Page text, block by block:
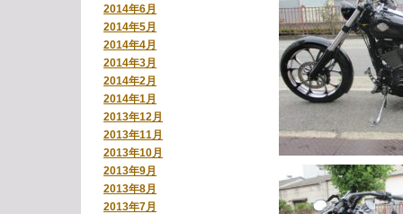
2014年6月
2014年5月
2014年4月
2014年3月
2014年2月
2014年1月
2013年12月
2013年11月
2013年10月
2013年9月
2013年8月
2013年7月